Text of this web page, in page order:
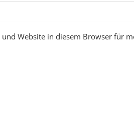
und Website in diesem Browser für